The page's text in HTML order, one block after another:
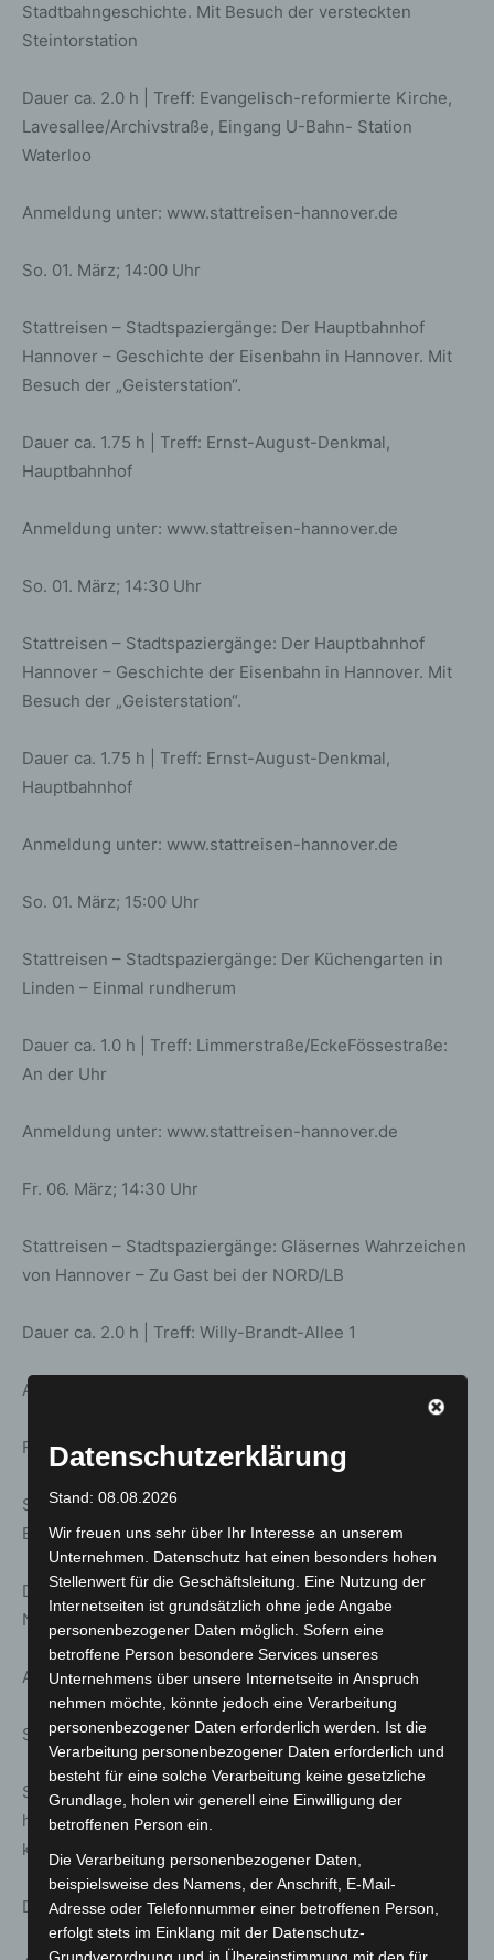
Stadtbahngeschichte. Mit Besuch der versteckten
Steintorstation
Dauer ca. 2.0 h | Treff: Evangelisch-reformierte Kirche,
Lavesallee/Archivstraße, Eingang U-Bahn- Station
Waterloo
Anmeldung unter: www.stattreisen-hannover.de
So. 01. März; 14:00 Uhr
Stattreisen – Stadtspaziergänge: Der Hauptbahnhof
Hannover – Geschichte der Eisenbahn in Hannover. Mit
Besuch der „Geisterstation“.
Dauer ca. 1.75 h | Treff: Ernst-August-Denkmal,
Hauptbahnhof
Anmeldung unter: www.stattreisen-hannover.de
So. 01. März; 14:30 Uhr
Stattreisen – Stadtspaziergänge: Der Hauptbahnhof
Hannover – Geschichte der Eisenbahn in Hannover. Mit
Besuch der „Geisterstation“.
Dauer ca. 1.75 h | Treff: Ernst-August-Denkmal,
Hauptbahnhof
Anmeldung unter: www.stattreisen-hannover.de
So. 01. März; 15:00 Uhr
Stattreisen – Stadtspaziergänge: Der Küchengarten in
Linden – Einmal rundherum
Dauer ca. 1.0 h | Treff: Limmerstraße/EckeFössestraße:
An der Uhr
Anmeldung unter: www.stattreisen-hannover.de
Fr. 06. März; 14:30 Uhr
Stattreisen – Stadtspaziergänge: Gläsernes Wahrzeichen
von Hannover – Zu Gast bei der NORD/LB
Dauer ca. 2.0 h | Treff: Willy-Brandt-Allee 1
Anmeldung unter: www.stattreisen-hannover.de
Fr. 06. März; 19:00 Uhr
Stattreisen – Stadtspaziergänge: Streiflichter in Linden –
Besondere Blicke auf die Lichter des Stadtteils
Dauer ca. 1.0 h | Treff: Lindener Marktplatz,
Nachtwächterbrunnen
Anmeldung unter: www.stattreisen-hannover.de
Sa. 07. März; 11:30 Uhr
Stattreisen – Stadtspaziergänge: Hannover
häppchenweise – Winteredition – Genussvoll durch die
kalte Jahreszeit
Dauer ca. 1.5 h | Treff: Kröpcke-Uhr
Datenschutzerklärung
Stand: 08.08.2026
Wir freuen uns sehr über Ihr Interesse an unserem
Unternehmen. Datenschutz hat einen besonders hohen
Stellenwert für die Geschäftsleitung. Eine Nutzung der
Internetseiten ist grundsätzlich ohne jede Angabe
personenbezogener Daten möglich. Sofern eine
betroffene Person besondere Services unseres
Unternehmens über unsere Internetseite in Anspruch
nehmen möchte, könnte jedoch eine Verarbeitung
personenbezogener Daten erforderlich werden. Ist die
Verarbeitung personenbezogener Daten erforderlich und
besteht für eine solche Verarbeitung keine gesetzliche
Grundlage, holen wir generell eine Einwilligung der
betroffenen Person ein.
Die Verarbeitung personenbezogener Daten,
beispielsweise des Namens, der Anschrift, E-Mail-
Adresse oder Telefonnummer einer betroffenen Person,
erfolgt stets im Einklang mit der Datenschutz-